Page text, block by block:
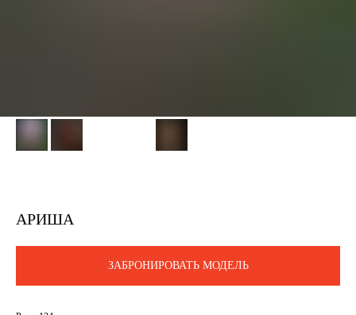
АРИША
ЗАБРОНИРОВАТЬ МОДЕЛЬ